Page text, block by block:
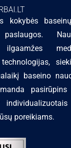
kokybės
paslaugos.
ilgaamžes
baseino
pasirūpins
poreikiams.